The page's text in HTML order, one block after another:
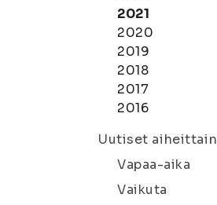
2021
2020
2019
2018
2017
2016
Uutiset aiheittain
Vapaa-aika
Vaikuta